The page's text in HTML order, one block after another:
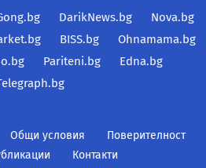
DarikNews.bg
Nova.bg
BISS.bg
Ohnamama.bg
Pariteni.bg
Edna.bg
Общи условия
Поверителност
Контакти